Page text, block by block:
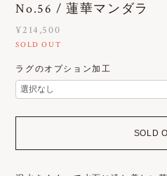
No.56 / 蓮華マンダラ
¥214,500
SOLD OUT
ラグのオプション加工
SOLD